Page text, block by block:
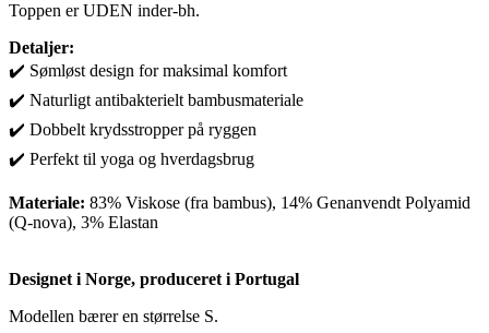
Toppen er UDEN inder-bh.
Detaljer:
✔️ Sømløst design for maksimal komfort
✔️ Naturligt antibakterielt bambusmateriale
✔️ Dobbelt krydsstropper på ryggen
✔️ Perfekt til yoga og hverdagsbrug
Materiale: 83% Viskose (fra bambus), 14% Genanvendt Polyamid
(Q-nova), 3% Elastan
Designet i Norge, produceret i Portugal
Modellen bærer en størrelse S.